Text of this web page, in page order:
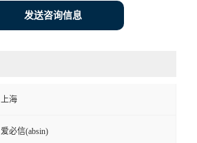
发送咨询信息
上海
爱必信(absin)